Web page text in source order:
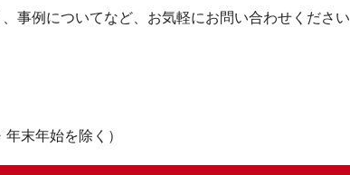
事例についてなど、お気軽にお問い合わせください
末年始を除く）